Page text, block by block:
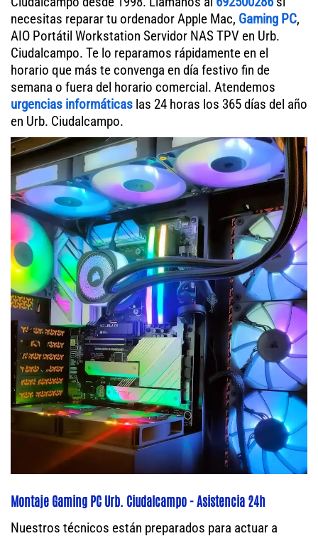
necesitas reparar tu ordenador Apple Mac, Gaming PC,
AIO Portátil Workstation Servidor NAS TPV en Urb.
Ciudalcampo. Te lo reparamos rápidamente en el
horario que más te convenga en día festivo fin de
semana o fuera del horario comercial. Atendemos
urgencias informáticas las 24 horas los 365 días del año
en Urb. Ciudalcampo.
Montaje Gaming PC Urb. Ciudalcampo - Asistencia 24h
Nuestros técnicos están preparados para actuar a